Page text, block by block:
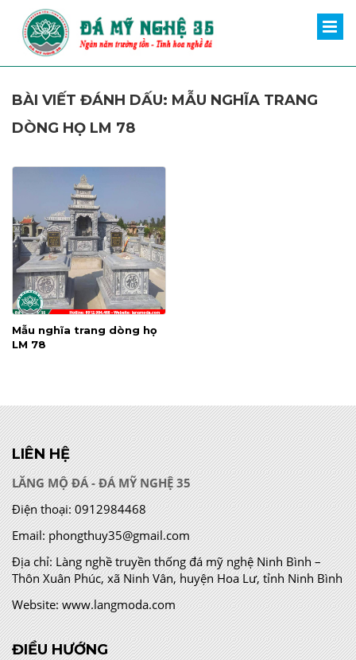
BÀI VIẾT ĐÁNH DẤU: MẪU NGHĨA TRANG
DÒNG HỌ LM 78
Mẫu nghĩa trang dòng họ
LM 78
LIÊN HỆ
LĂNG MỘ ĐÁ - ĐÁ MỸ NGHỆ 35
Điện thoại: 0912984468
Email: phongthuy35@gmail.com
Địa chỉ:Làng nghề truyền thống đá mỹ nghệ Ninh Bình –
Thôn Xuân Phúc, xã Ninh Vân, huyện Hoa Lư, tỉnh Ninh Bình
Website: www.langmoda.com
ĐIỀU HƯỚNG